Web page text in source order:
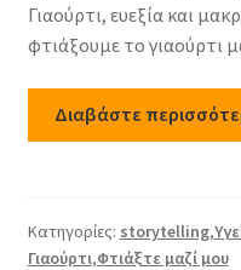
Γιαούρτι, ευεξία και
φτιάξουμε το γιαούρτι
Διαβάστε
Κατηγορίες: storytelling,
Γιαούρτι,Φτιάξτε μαζί μου